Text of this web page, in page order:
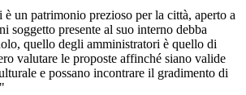
un patrimonio prezioso per la città, aperto a
soggetto presente al suo interno debba
quello degli amministratori è quello di
valutare le proposte affinché siano valide
e possano incontrare il gradimento di